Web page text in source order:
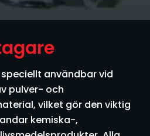
övriga
användbar vid
pulver- och
vilket gör den viktig
kemiska-,